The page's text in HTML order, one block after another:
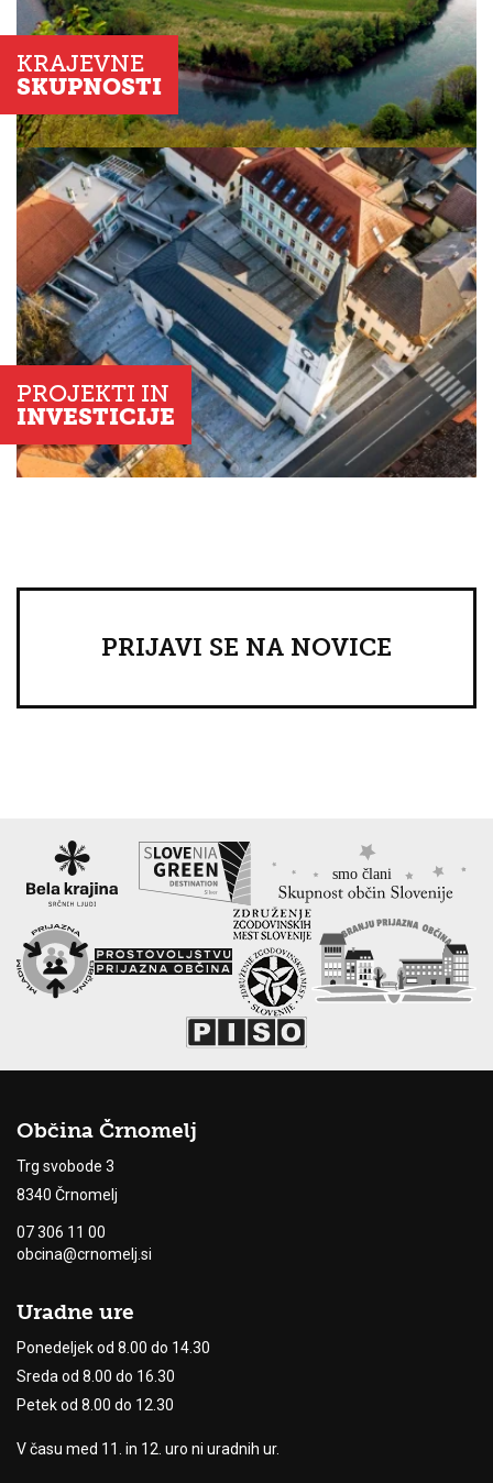
KRAJEVNE
SKUPNOSTI
PROJEKTI IN
INVESTICIJE
PRIJAVI SE NA NOVICE
Občina Črnomelj
Trg svobode 3
8340 Črnomelj
07 306 11 00
obcina@crnomelj.si
Uradne ure
Ponedeljek od 8.00 do 14.30
Sreda od 8.00 do 16.30
Petek od 8.00 do 12.30
V času med 11. in 12. uro ni uradnih ur.